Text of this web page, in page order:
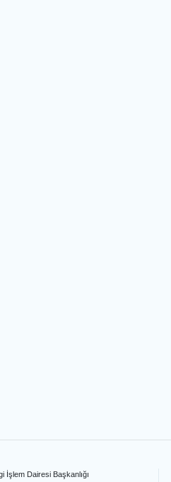
İşlem Dairesi Başkanlığı